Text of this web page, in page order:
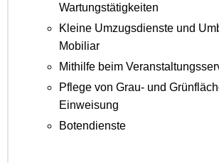
Wartungstätigkeiten
Kleine Umzugsdienste und
Mobiliar
Mithilfe beim
Pflege von Grau- und
Einweisung
Botendienste